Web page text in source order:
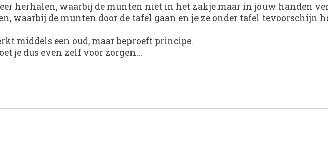
herhalen, waarbij de munten niet in het zakje maar in jouw handen
waarbij de munten door de tafel gaan en je ze onder tafel tevoorschijn
middels een oud, maar beproeft principe.
je dus even zelf voor zorgen...